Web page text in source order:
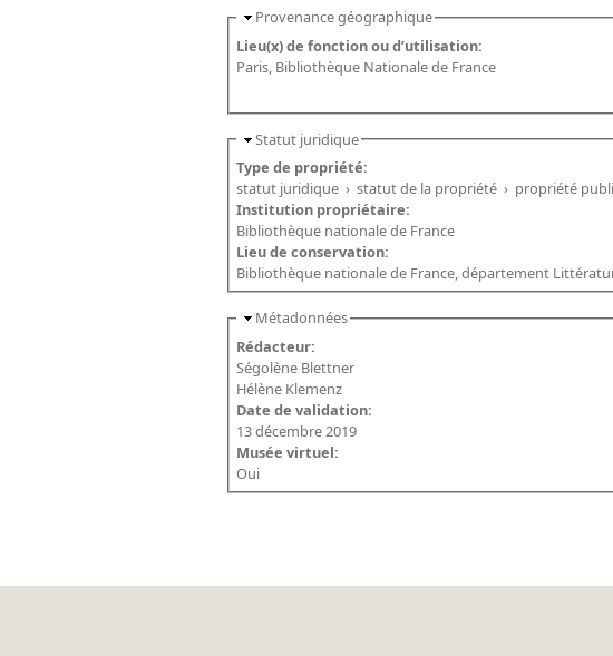
Provenance géographique
Lieu(x) de fonction ou d’utilisation:
Paris, Bibliothèque Nationale de France
Statut juridique
Type de propriété:
statut juridique › statut de la propriété › propriété
Institution propriétaire:
Bibliothèque nationale de France
Lieu de conservation:
Bibliothèque nationale de France, département
Métadonnées
Rédacteur:
Ségolène Blettner
Hélène Klemenz
Date de validation:
13 décembre 2019
Musée virtuel:
Oui